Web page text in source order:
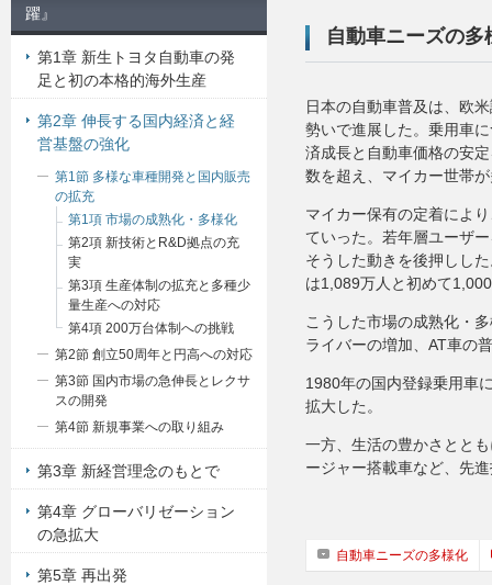
自動車ニーズの多
日本の自動車普及は、欧
勢いで進展した。乗用車
済成長と自動車価格の安
数を超え、マイカー世帯
マイカー保有の定着によ
ていった。若年層ユーザ
そうした動きを後押しし
は1,089万人と初めて
こうした市場の成熟化・
ライバーの増加、AT車の
1980年の国内登録乗用車
拡大した。
一方、生活の豊かさとと
ージャー搭載車など、先
自動車ニーズの多様化
躍』
第1章 新生トヨタ自動車の発
足と初の本格的海外生産
第2章 伸長する国内経済と経
営基盤の強化
第1節 多様な車種開発と国内販売
の拡充
第1項 市場の成熟化・多様化
第2項 新技術とR&D拠点の充
実
第3項 生産体制の拡充と多種少
量生産への対応
第4項 200万台体制への挑戦
第2節 創立50周年と円高への対応
第3節 国内市場の急伸長とレクサ
スの開発
第4節 新規事業への取り組み
第3章 新経営理念のもとで
第4章 グローバリゼーション
の急拡大
第5章 再出発